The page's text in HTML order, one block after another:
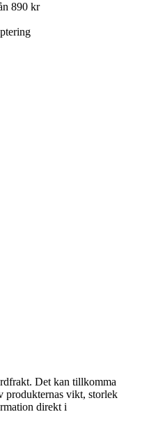
890 kr
Det kan tillkomma
produkternas vikt, storlek
direkt i